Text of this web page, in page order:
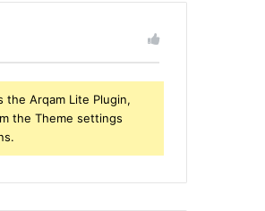
the Arqam Lite Plugin,
the Theme settings